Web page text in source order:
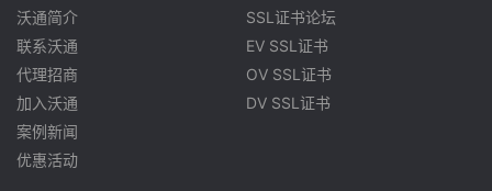
沃通简介
联系沃通
代理招商
加入沃通
案例新闻
优惠活动
SSL证书论坛
EV SSL证书
OV SSL证书
DV SSL证书